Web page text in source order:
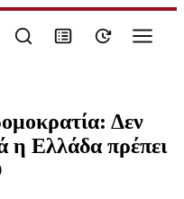
Δεν
η Ελλάδα πρέπει